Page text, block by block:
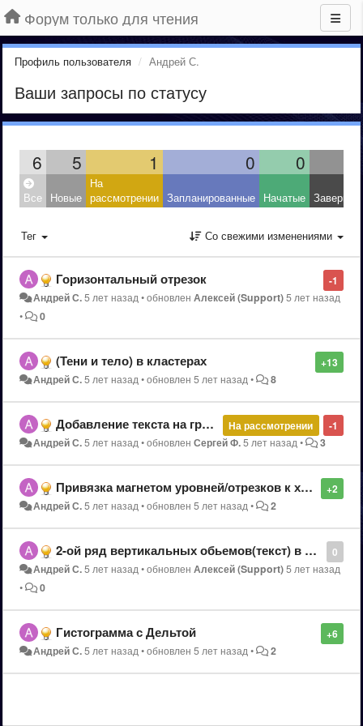
Форум только для чтения
Профиль пользователя Андрей С.
Ваши запросы по статусу
6 5 1 0 0
Все Новые
На
рассмотрении Запланированные Начатые
Тег Со свежими изменениями
-1
Горизонтальный отрезок
Андрей С.5 лет назад•обновленАлексей (Support)5 лет назад
•
0
+13
(Тени и тело) в кластерах
Андрей С.5 лет назад•обновлен5 лет назад• 8
-1
На рассмотрении
Добавление текста на графике
Андрей С.5 лет назад•обновленСергей Ф.5 лет назад• 3
+2
Привязка магнетом уровней/отрезков к хаям/лоям
Андрей С.5 лет назад•обновлен5 лет назад• 2
0
2-ой ряд вертикальных обьемов(текст) в кластерах
Андрей С.5 лет назад•обновленАлексей (Support)5 лет назад
•
0
+6
Гистограмма с Дельтой
Андрей С.5 лет назад•обновлен5 лет назад• 2